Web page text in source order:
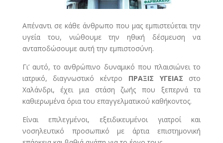
Απέναντι σε κάθε άνθρωπο που μας εμπιστεύεται την
υγεία του, νιώθουμε την ηθική δέσμευση να
ανταποδώσουμε αυτή την εμπιστοσύνη.
Γι’ αυτό, το ανθρώπινο δυναμικό που πλαισιώνει το
ιατρικό, διαγνωστικό κέντρο ΠΡΑΞΙΣ ΥΓΕΙΑΣ στο
Χαλάνδρι, έχει μια στάση ζωής που ξεπερνά τα
καθιερωμένα όρια του επαγγελματικού καθήκοντος.
Είναι επιλεγμένοι, εξειδικευμένοι γιατροί και
νοσηλευτικό προσωπικό με άρτια επιστημονική